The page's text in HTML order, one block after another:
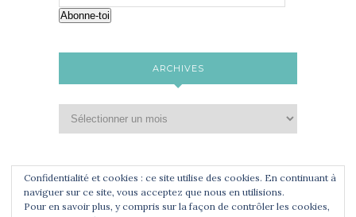
Abonne-toi
ARCHIVES
Confidentialité et cookies : ce site utilise des cookies. En continuant à
naviguer sur ce site, vous acceptez que nous en utilisions.
Pour en savoir plus, y compris sur la façon de contrôler les cookies,